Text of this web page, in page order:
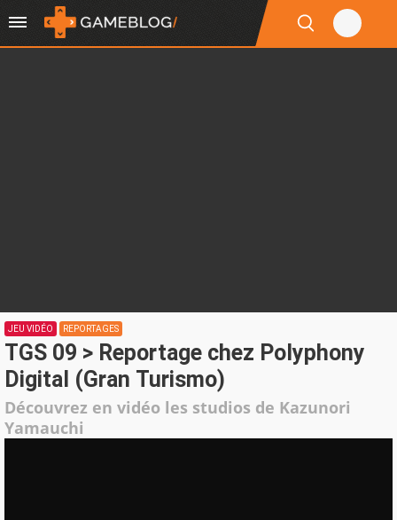
JEU VIDÉO REPORTAGES
TGS 09 > Reportage chez Polyphony
Digital (Gran Turismo)
Découvrez en vidéo les studios de Kazunori
Yamauchi